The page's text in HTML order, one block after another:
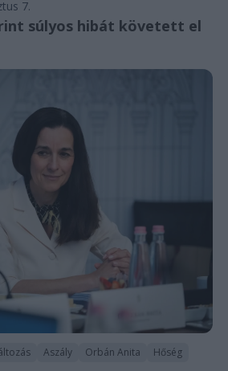
7.
súlyos hibát követett el
Aszály Orbán Anita Hőség